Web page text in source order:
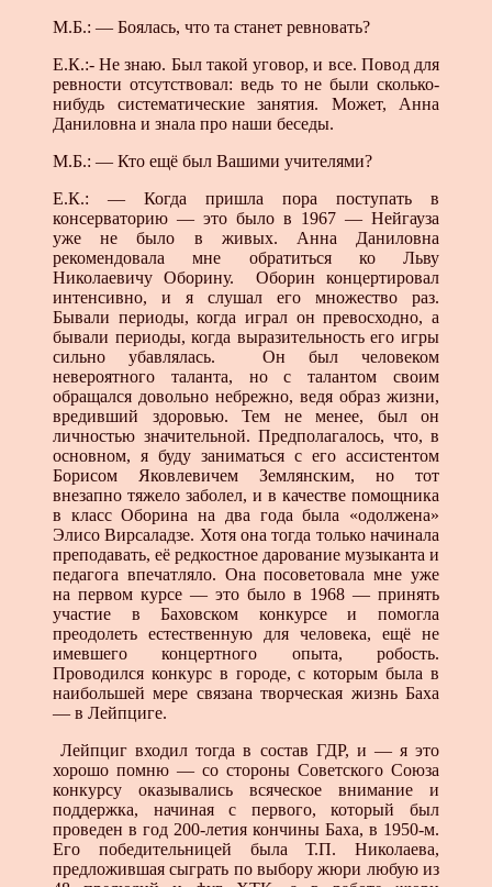
М.Б.: — Боялась, что та станет ревновать?
Е.К.:- Не знаю. Был такой уговор, и все. Повод для
ревности отсутствовал: ведь то не были сколько-
нибудь систематические занятия. Может, Анна
Даниловна и знала про наши беседы.
М.Б.: — Кто ещё был Вашими учителями?
Е.К.: — Когда пришла пора поступать в
консерваторию — это было в 1967 — Нейгауза
уже не было в живых. Анна Даниловна
рекомендовала мне обратиться ко Льву
Николаевичу Оборину. Оборин концертировал
интенсивно, и я слушал его множество раз.
Бывали периоды, когда играл он превосходно, а
бывали периоды, когда выразительность его игры
сильно убавлялась. Он был человеком
невероятного таланта, но с талантом своим
обращался довольно небрежно, ведя образ жизни,
вредивший здоровью. Тем не менее, был он
личностью значительной. Предполагалось, что, в
основном, я буду заниматься с его ассистентом
Борисом Яковлевичем Землянским, но тот
внезапно тяжело заболел, и в качестве помощника
в класс Оборина на два года была «одолжена»
Элисо Вирсаладзе. Хотя она тогда только начинала
преподавать, её редкостное дарование музыканта и
педагога впечатляло. Она посоветовала мне уже
на первом курсе — это было в 1968 — принять
участие в Баховском конкурсе и помогла
преодолеть естественную для человека, ещё не
имевшего концертного опыта, робость.
Проводился конкурс в городе, с которым была в
наибольшей мере связана творческая жизнь Баха
— в Лейпциге.
Лейпциг входил тогда в состав ГДР, и — я это
хорошо помню — со стороны Советского Союза
конкурсу оказывались всяческое внимание и
поддержка, начиная с первого, который был
проведен в год 200-летия кончины Баха, в 1950-м.
Его победительницей была Т.П. Николаева,
предложившая сыграть по выбору жюри любую из